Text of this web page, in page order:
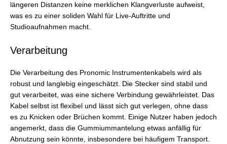
längeren Distanzen keine merklichen Klangverluste aufweist,
was es zu einer soliden Wahl für Live-Auftritte und
Studioaufnahmen macht.
Verarbeitung
Die Verarbeitung des Pronomic Instrumentenkabels wird als
robust und langlebig eingeschätzt. Die Stecker sind stabil und
gut verarbeitet, was eine sichere Verbindung gewährleistet. Das
Kabel selbst ist flexibel und lässt sich gut verlegen, ohne dass
es zu Knicken oder Brüchen kommt. Einige Nutzer haben jedoch
angemerkt, dass die Gummiummantelung etwas anfällig für
Abnutzung sein könnte, insbesondere bei häufigem Transport.